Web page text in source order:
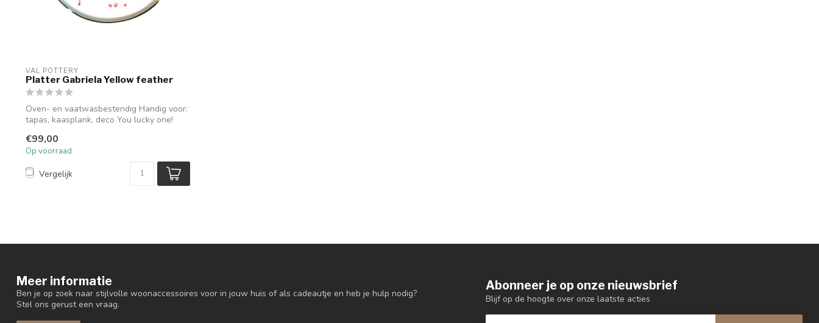
VAL POTTERY
Platter Gabriela Yellow feather
Oven- en vaatwasbestendig Handig voor:
tapas, kaasplank, deco You lucky one!
€99,00
Op voorraad
Vergelijk
Meer informatie
Ben je op zoek naar stijlvolle woonaccessoires voor in jouw huis of als cadeautje en heb je hulp nodig?
Stel ons gerust een vraag.
Abonneer je op onze nieuwsbrief
Blijf op de hoogte over onze laatste acties